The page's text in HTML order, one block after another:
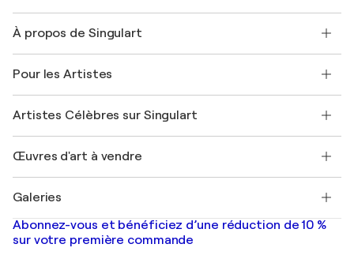
Expédition
Offrir une carte cadeau
Rejoignez notre programme commercial
Mon compte
+33 1 76 44 06 42
À propos de Singulart
FAQ
Magazine Singulart
Emplois
Découvrez une sélection d'art original
Pour les Artistes
Se connecter en tant qu'Artiste
Artistes Célèbres sur Singulart
Marc Chagall
Banksy
Mr. Brainwash
Shepard Fairey
Œuvres d'art à vendre
Tableaux abstraits à vendre
Peintures de paysage
Estampes
Galeries
Galeries d'art en France
Galeries d'art en Belgique
Abonnez-vous et bénéficiez d’une réduction de 10 %
sur votre première commande